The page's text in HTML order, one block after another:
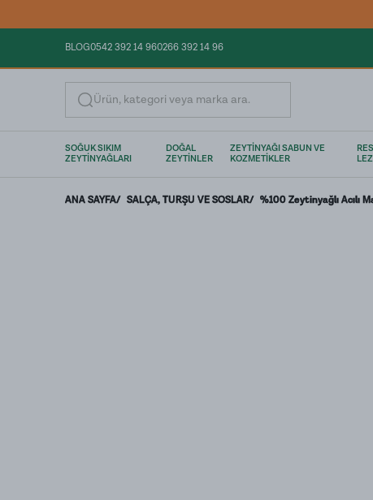
BLOG0542 392 14 960266 392 14 96
Ürün, kategori veya marka ara.
SOĞUK SIKIM
ZEYTİNYAĞLARI
DOĞAL
ZEYTİNLER
ZEYTİNYAĞI SABUN VE
KOZMETİKLER
ANA SAYFA/ SALÇA, TURŞU VE SOSLAR/ %100 Zeytinyağlı Acılı